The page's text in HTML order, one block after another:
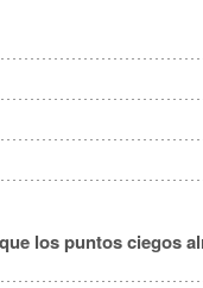
los puntos ciegos